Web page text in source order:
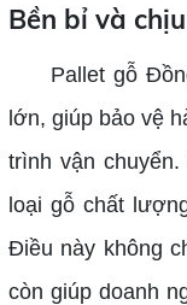
Bền bỉ và
Pallet gỗ
lớn, giúp bảo vệ
trình vận
loại gỗ chất
Điều này không
còn giúp doanh